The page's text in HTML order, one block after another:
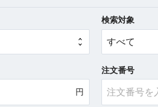
検索対象
注文番号